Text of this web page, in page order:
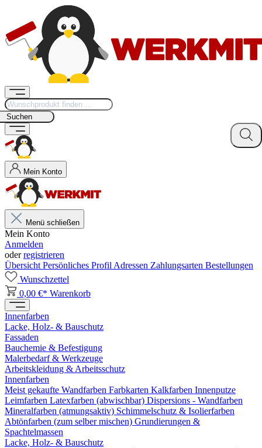
Suchen
Mein Konto
Menü schließen
Mein Konto
Anmelden
oderregistrieren
Übersicht Persönliches Profil Adressen Zahlungsarten Bestellungen
Wunschzettel
0,00 €* Warenkorb
Innenfarben
Lacke, Holz- & Bauschutz
Fassaden
Bauchemie & Befestigung
Malerbedarf & Werkzeuge
Arbeitskleidung & Arbeitsschutz
Innenfarben
Meist gekaufte Wandfarben Farbkarten Kalkfarben Innenputze
Leimfarben Latexfarben (abwischbar) Dispersions - Wandfarben
Mineralfarben (atmungsaktiv) Schimmelschutz & Isolierfarben
Abtönfarben (zum selber mischen) Grundierungen &
Spachtelmassen
Lacke, Holz- & Bauschutz